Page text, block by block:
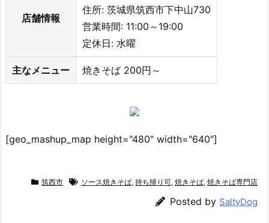
店舗情報
住所: 茨城県筑西市下中山730
営業時間: 11:00～19:00
定休日: 水曜
主なメニュー 焼きそば 200円～
[geo_mashup_map height="480" width="640"]
筑西市 ソース焼きそば, 持ち帰り可, 焼きそば, 焼きそば専門店
Posted by SaltyDog